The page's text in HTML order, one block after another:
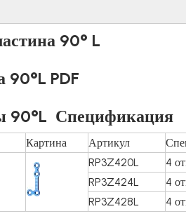
90° L
90°L PDF
90°L Спецификация
Картина Артикул
RP3Z420L
4
RP3Z424L
4
RP3Z428L
4